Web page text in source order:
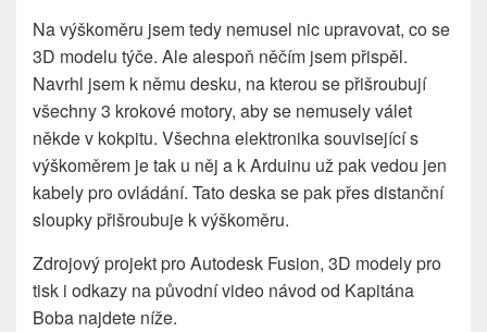
Na výškoměru jsem tedy nemusel nic upravovat, co se
3D modelu týče. Ale alespoň něčím jsem přispěl.
Navrhl jsem k němu desku, na kterou se přišroubují
všechny 3 krokové motory, aby se nemusely válet
někde v kokpitu. Všechna elektronika související s
výškoměrem je tak u něj a k Arduinu už pak vedou jen
kabely pro ovládání. Tato deska se pak přes distanční
sloupky přišroubuje k výškoměru.
Zdrojový projekt pro Autodesk Fusion, 3D modely pro
tisk i odkazy na původní video návod od Kapitána
Boba najdete níže.